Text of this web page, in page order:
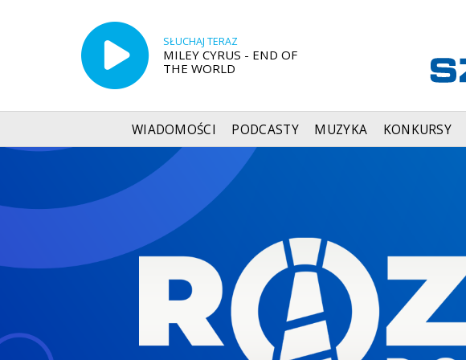
SŁUCHAJ TERAZ
MILEY CYRUS - END OF
THE WORLD
WIADOMOŚCI PODCASTY MUZYKA KONKURSY